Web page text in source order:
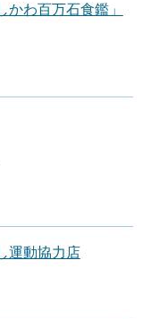
わ百万石食鑑」
運動協力店